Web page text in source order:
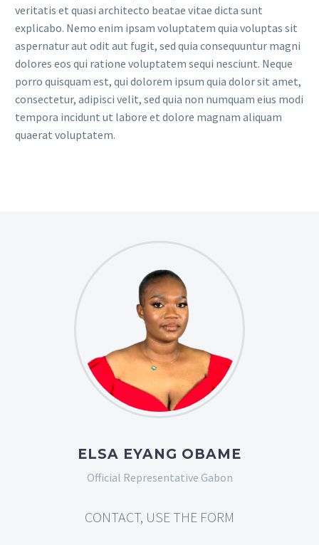
veritatis et quasi architecto beatae vitae dicta sunt
explicabo. Nemo enim ipsam voluptatem quia voluptas sit
aspernatur aut odit aut fugit, sed quia consequuntur magni
dolores eos qui ratione voluptatem sequi nesciunt. Neque
porro quisquam est, qui dolorem ipsum quia dolor sit amet,
consectetur, adipisci velit, sed quia non numquam eius modi
tempora incidunt ut labore et dolore magnam aliquam
quaerat voluptatem.
ELSA EYANG OBAME
Official Representative Gabon
CONTACT, USE THE FORM